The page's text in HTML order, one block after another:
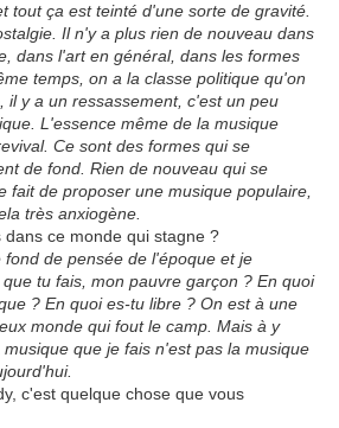
tout ça est teinté d'une sorte de gravité.
Il n'y a plus rien de nouveau dans
dans l'art en général, dans les formes
temps, on a la classe politique qu'on
il y a un ressassement, c'est un peu
L'essence même de la musique
Ce sont des formes qui se
de fond. Rien de nouveau qui se
fait de proposer une musique populaire,
très anxiogène.
dans ce monde qui stagne ?
de pensée de l'époque et je
tu fais, mon pauvre garçon ? En quoi
? En quoi es-tu libre ? On est à une
monde qui fout le camp. Mais à y
que je fais n'est pas la musique
c'est quelque chose que vous